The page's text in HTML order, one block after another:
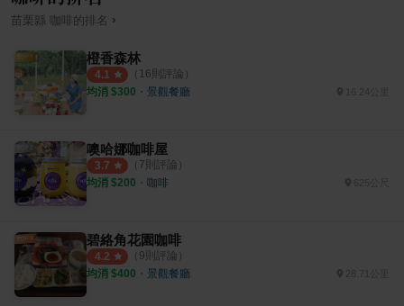
苗栗縣 咖啡 的排名 ›
橙香森林
4.1 （ 16則評論）
均消 $300 ・ 景觀餐廳 16.24公里
噢哈娜咖啡屋
3.7 （ 7則評論）
均消 $200 ・ 咖啡 625公尺
碧絡角花園咖啡
4.2 （ 9則評論）
均消 $400 ・ 景觀餐廳